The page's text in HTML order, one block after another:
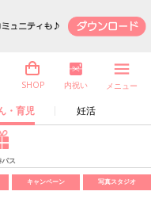
・育児 妊活
SHOP 内祝い メニュー
ス
キャンペーン 写真スタジオ